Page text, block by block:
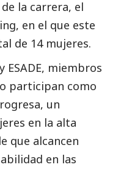
la carrera, el
en el que este
de 14 mujeres.
ESADE, miembros
participan como
un
en la alta
que alcancen
en las